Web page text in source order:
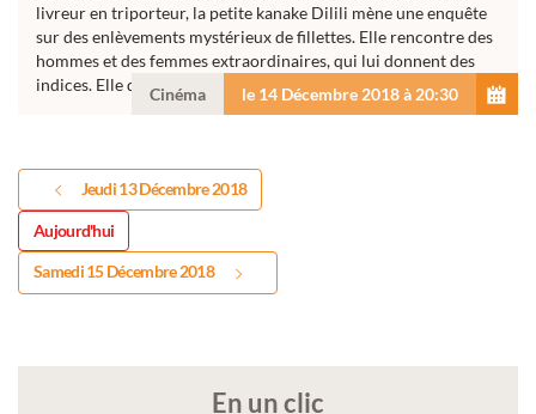
livreur en triporteur, la petite kanake Dilili mène une enquête
sur des enlèvements mystérieux de fillettes. Elle rencontre des
hommes et des femmes extraordinaires, qui lui donnent des
indices. Elle découvre...
Cinéma le 14 Décembre 2018 à 20:30
Jeudi 13 Décembre 2018
Aujourd'hui
Samedi 15 Décembre 2018
En un clic